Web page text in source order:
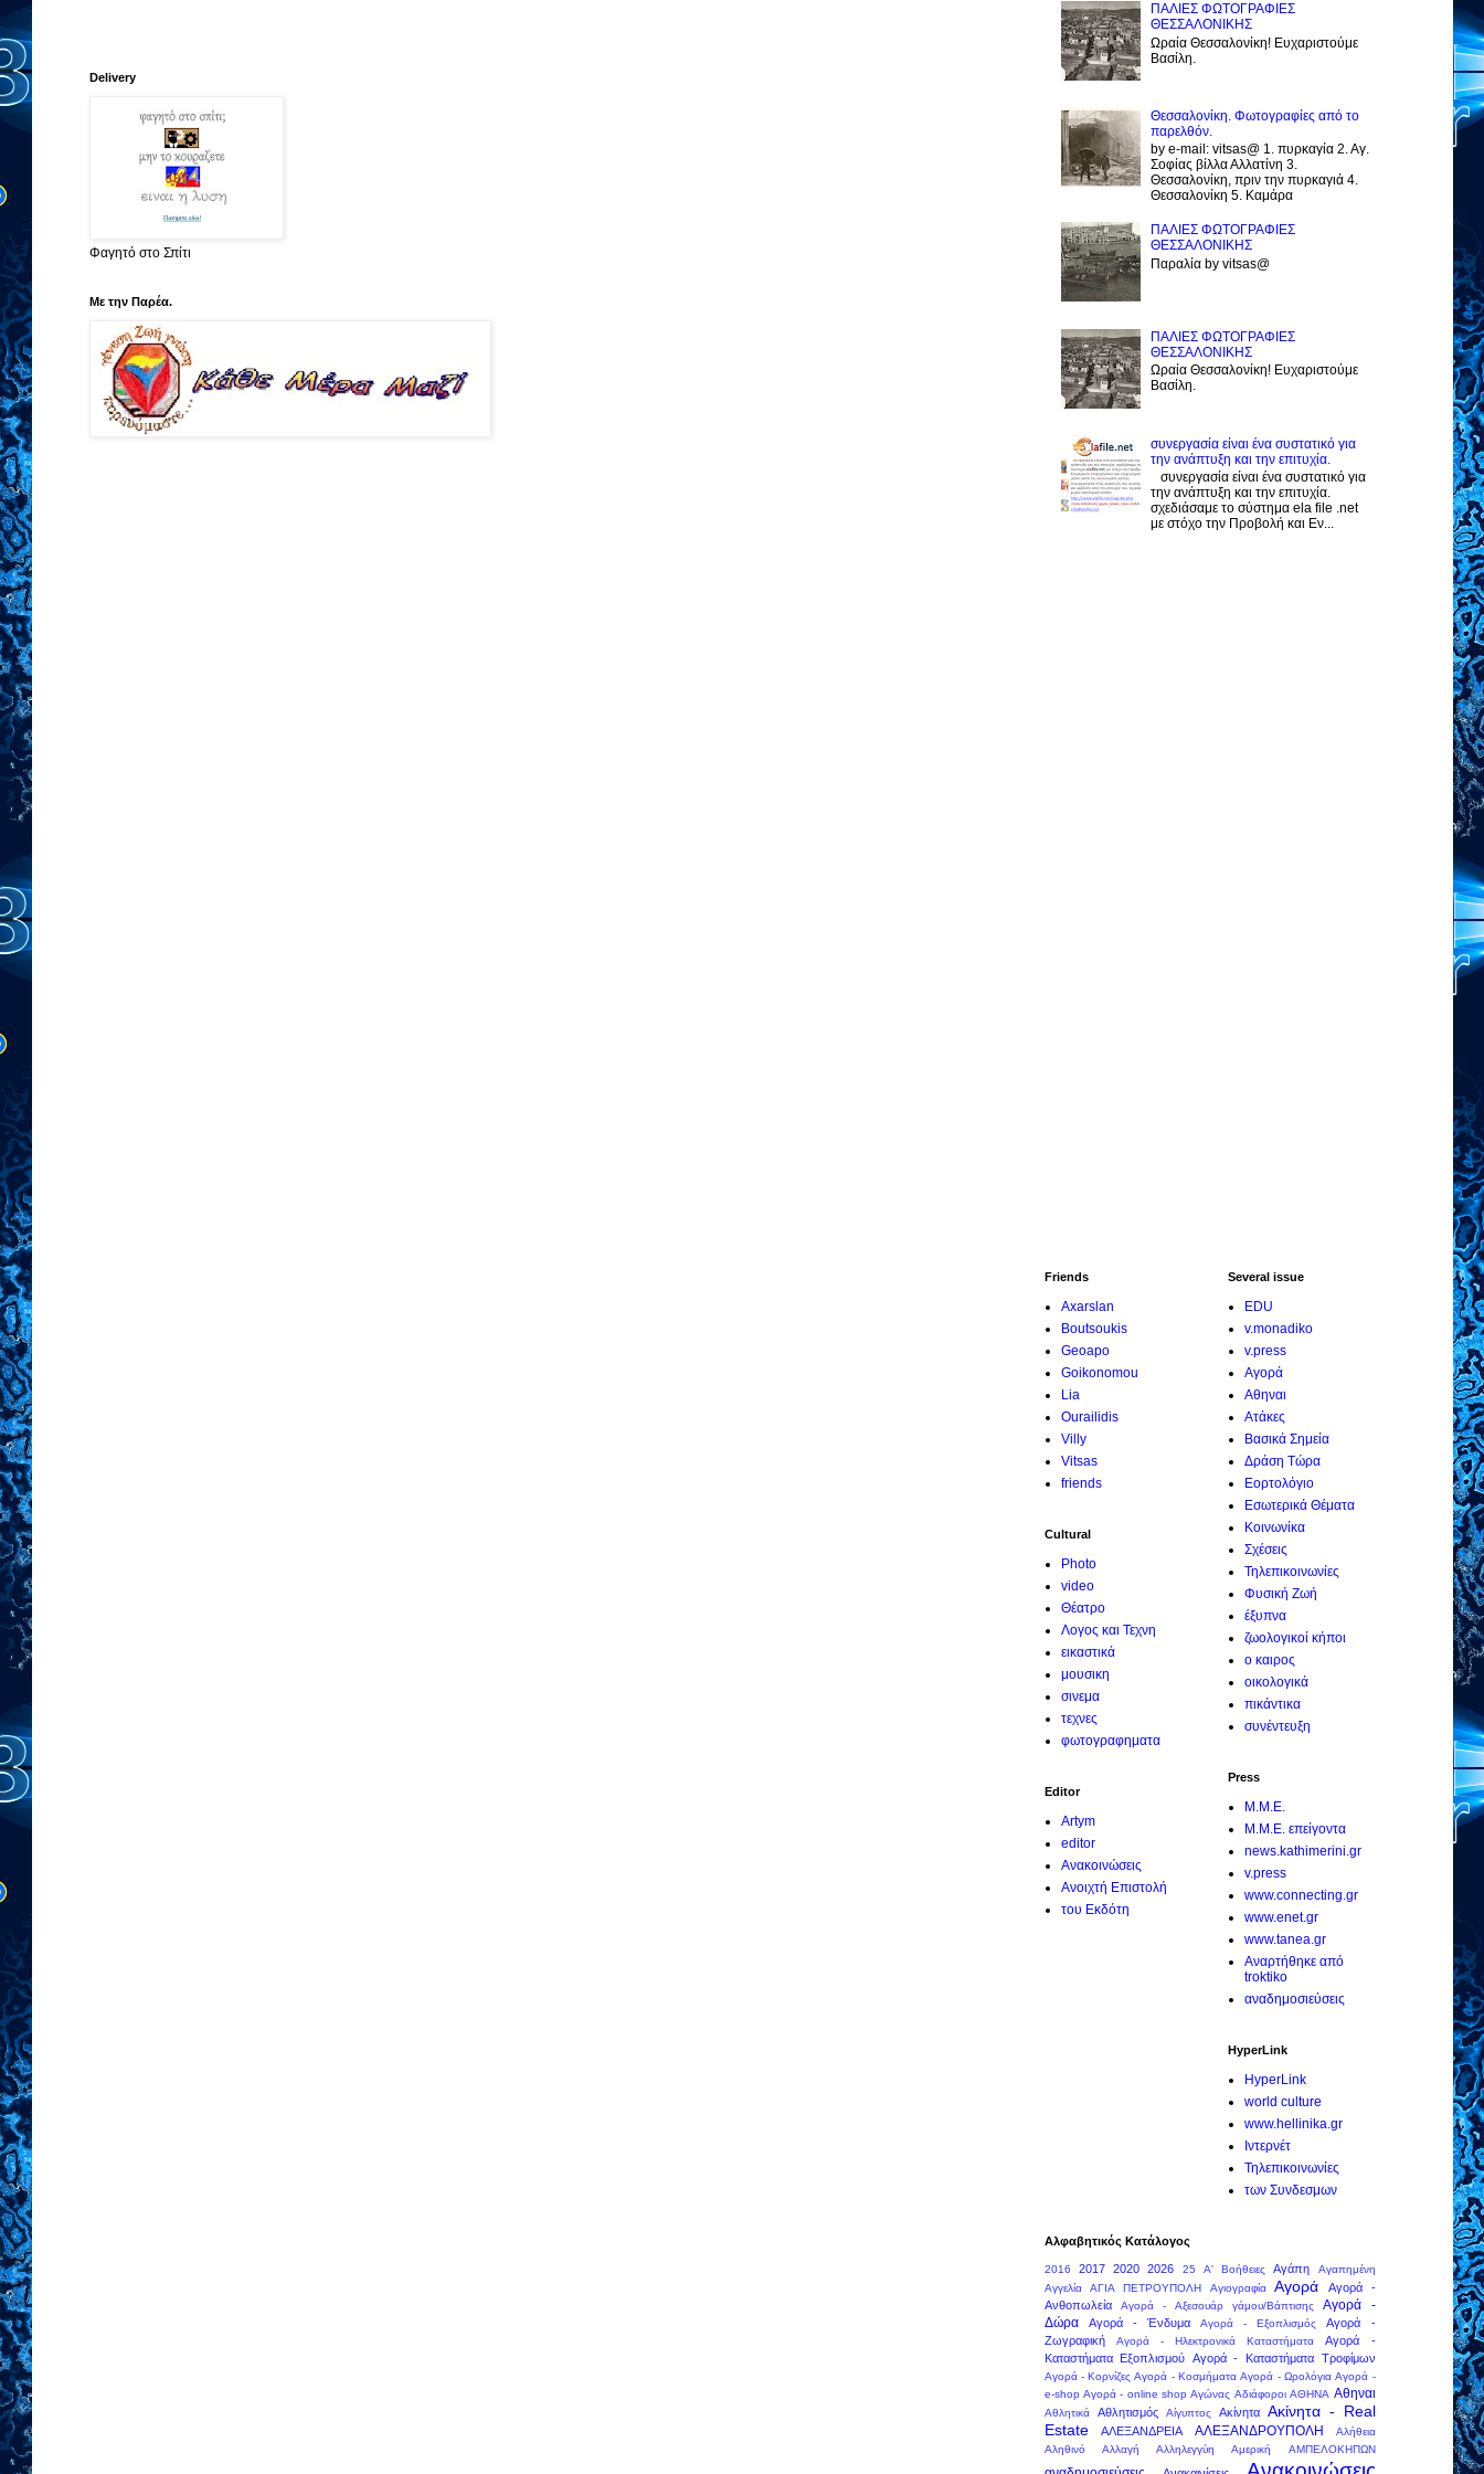
Delivery
Φαγητό στο Σπίτι
Με την Παρέα.
ΠΑΛΙΕΣ ΦΩΤΟΓΡΑΦΙΕΣ
ΘΕΣΣΑΛΟΝΙΚΗΣ
Ωραία Θεσσαλονίκη! Ευχαριστούμε
Βασίλη.
Θεσσαλονίκη. Φωτογραφίες από το
παρελθόν.
by e-mail: vitsas@ 1. πυρκαγία 2. Αγ.
Σοφίας βίλλα Αλλατίνη 3.
Θεσσαλονίκη, πριν την πυρκαγιά 4.
Θεσσαλονίκη 5. Καμάρα
ΠΑΛΙΕΣ ΦΩΤΟΓΡΑΦΙΕΣ
ΘΕΣΣΑΛΟΝΙΚΗΣ
Παραλία by vitsas@
ΠΑΛΙΕΣ ΦΩΤΟΓΡΑΦΙΕΣ
ΘΕΣΣΑΛΟΝΙΚΗΣ
Ωραία Θεσσαλονίκη! Ευχαριστούμε
Βασίλη.
συνεργασία είναι ένα συστατικό για
την ανάπτυξη και την επιτυχία.
συνεργασία είναι ένα συστατικό για
την ανάπτυξη και την επιτυχία.
σχεδιάσαμε το σύστημα ela file .net
με στόχο την Προβολή και Εν...
Friends
Axarslan
Boutsoukis
Geoapo
Goikonomou
Lia
Ourailidis
Villy
Vitsas
friends
Cultural
Photo
video
Θέατρο
Λογος και Τεχνη
εικαστικά
μουσικη
σινεμα
τεχνες
φωτογραφηματα
Editor
Artym
editor
Ανακοινώσεις
Ανοιχτή Επιστολή
του Εκδότη
Several issue
EDU
v.monadiko
v.press
Αγορά
Αθηναι
Ατάκες
Βασικά Σημεία
Δράση Τώρα
Εορτολόγιο
Εσωτερικά Θέματα
Κοινωνίκα
Σχέσεις
Τηλεπικοινωνίες
Φυσική Ζωή
έξυπνα
ζωολογικοί κήποι
ο καιρος
οικολογικά
πικάντικα
συνέντευξη
Press
M.M.E.
M.M.E. επείγοντα
news.kathimerini.gr
v.press
www.connecting.gr
www.enet.gr
www.tanea.gr
Αναρτήθηκε από
troktiko
αναδημοσιεύσεις
HyperLink
HyperLink
world culture
www.hellinika.gr
Ιντερνέτ
Τηλεπικοινωνίες
των Συνδεσμων
Αλφαβητικός Κατάλογος
2016 2017 2020 2026 25 Α' Βοήθειες Αγάπη
Αγαπημένη
Αγγελία
ΑΓΙΑ ΠΕΤΡΟΥΠΟΛΗ Αγιογραφία Αγορά
Αγορά -
Ανθοπωλεία
Αγορά - Αξεσουάρ γάμου/Βάπτισης
Αγορά -
Δώρα
Αγορά - Ένδυμα Αγορά - Εξοπλισμός
Αγορά -
Ζωγραφική
Αγορά - Ηλεκτρονικά Καταστήματα
Αγορά -
Καταστήματα Εξοπλισμού Αγορά - Καταστήματα Τροφίμων
Αγορά - Κορνίζες Αγορά - Κοσμήματα Αγορά - Ωρολόγια Αγορά -
e-shop Αγορά - online shop Αγώνας Αδιάφοροι ΑΘΗΝΑ Αθηναι
Αθλητικά Αθλητισμός Αίγυπτος Ακίνητα
Ακίνητα - Real
Estate
ΑΛΕΞΑΝΔΡΕΙΑ ΑΛΕΞΑΝΔΡΟΥΠΟΛΗ
Αλήθεια
Αληθινό
Αλλαγή Αλληλεγγύη Αμερική ΑΜΠΕΛΟΚΗΠΩΝ